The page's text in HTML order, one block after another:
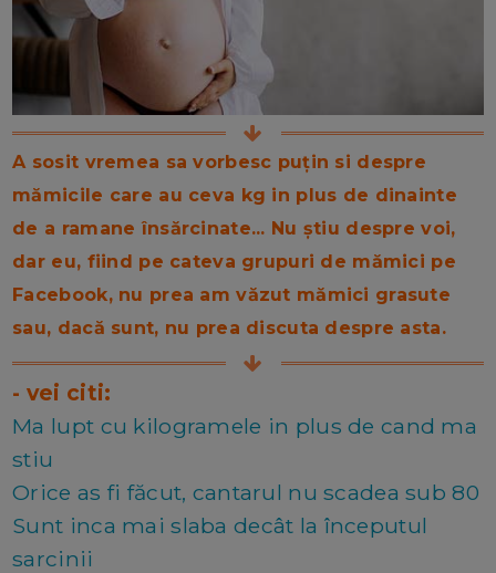
A sosit vremea sa vorbesc puțin si despre
mămicile care au ceva kg in plus de dinainte
de a ramane însărcinate... Nu știu despre voi,
dar eu, fiind pe cateva grupuri de mămici pe
Facebook, nu prea am văzut mămici grasute
sau, dacă sunt, nu prea discuta despre asta.
- vei citi:
Ma lupt cu kilogramele in plus de cand ma
stiu
Orice as fi făcut, cantarul nu scadea sub 80
Sunt inca mai slaba decât la începutul
sarcinii